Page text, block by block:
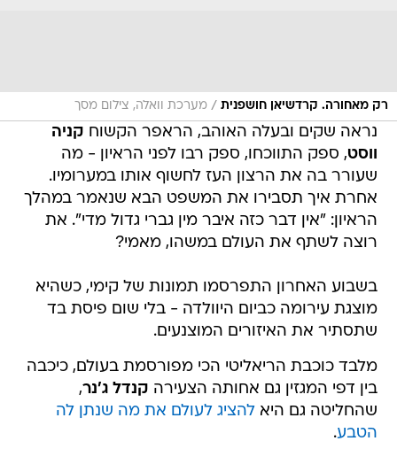
רק מאחורה. קרדשיאן חושפנית / מערכת וואלה, צילום מסך
נראה שקים ובעלה האוהב, הראפר הקשוח קניה
ווסט, ספק התווכחו, ספק רבו לפני הראיון - מה
שעורר בה את הרצון העז לחשוף אותו במערומיו.
אחרת איך תסבירו את המשפט הבא שנאמר במהלך
הראיון: "אין דבר כזה איבר מין גברי גדול מדי". את
רוצה לשתף את העולם במשהו, מאמי?
בשבוע האחרון התפרסמו תמונות של קימי, כשהיא
מוצגת עירומה כביום היוולדה - בלי שום פיסת בד
שתסתיר את האיזורים המוצנעים.
מלבד כוכבת הריאליטי הכי מפורסמת בעולם, כיכבה
בין דפי המגזין גם אחותה הצעירה קנדל ג'נר,
שהחליטה גם היאלהציג לעולם את מה שנתן לה
הטבע.